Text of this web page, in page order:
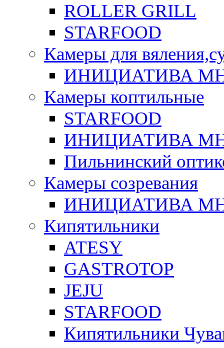
ROLLER GRILL
STARFOOD
Камеры для
ИНИЦИАТИВА
Камеры коптильные
STARFOOD
ИНИЦИАТИВА
Пильнинский
Камеры созревания
ИНИЦИАТИВА
Кипятильники
ATESY
GASTROTOP
JEJU
STARFOOD
Кипятильники